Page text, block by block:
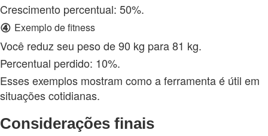
Crescimento percentual: 50%.
④ Exemplo de fitness
Você reduz seu peso de 90 kg para 81 kg.
Percentual perdido: 10%.
Esses exemplos mostram como a ferramenta é útil em
situações cotidianas.
Considerações finais